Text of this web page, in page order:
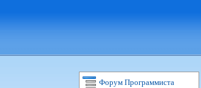
Форум Программиста